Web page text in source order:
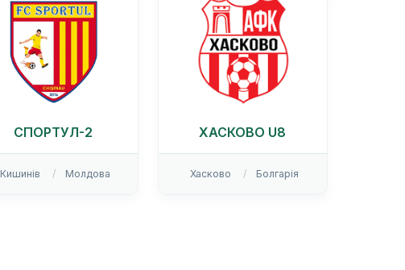
СПОРТУЛ-2
Кишинів Молдова
ХАСКОВО U8
Хасково Болгарія